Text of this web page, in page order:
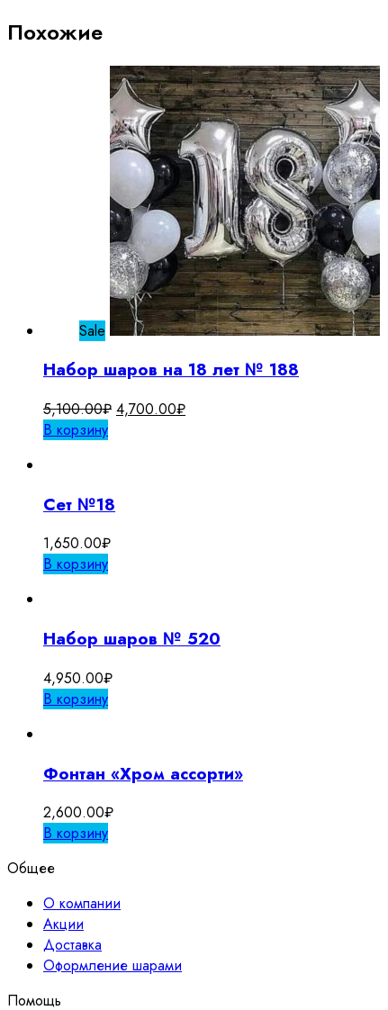
Похожие
Sale
Набор шаров на 18 лет № 188
5,100.00₽ Первоначальная
4,700.00₽Текущая
В корзину
Сет №18
1,650.00₽
В корзину
Набор шаров № 520
4,950.00₽
В корзину
Фонтан «Хром ассорти»
2,600.00₽
В корзину
Общее
О компании
Акции
Доставка
Оформление шарами
Помощь